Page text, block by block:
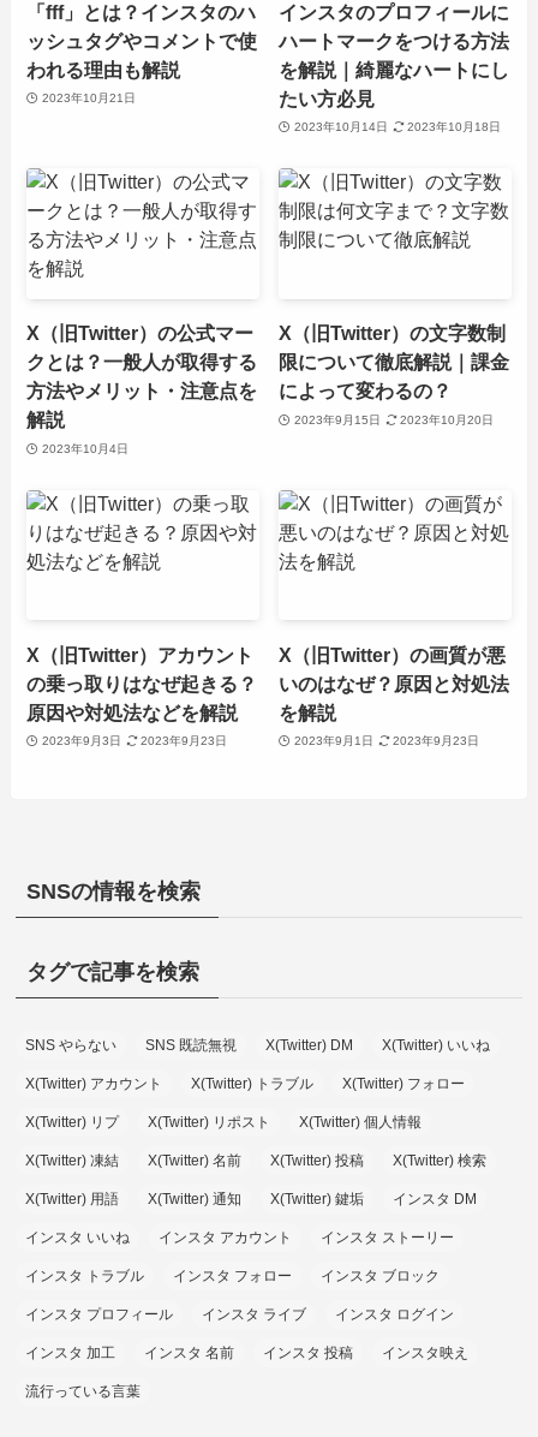
「fff」とは？インスタのハ
ッシュタグやコメントで使
われる理由も解説
2023年10月21日
インスタのプロフィールに
ハートマークをつける方法
を解説｜綺麗なハートにし
たい方必見
2023年10月14日 2023年10月18日
X（旧Twitter）の公式マー
クとは？一般人が取得する
方法やメリット・注意点を
解説
2023年10月4日
X（旧Twitter）の文字数制
限について徹底解説｜課金
によって変わるの？
2023年9月15日 2023年10月20日
X（旧Twitter）アカウント
の乗っ取りはなぜ起きる？
原因や対処法などを解説
2023年9月3日 2023年9月23日
X（旧Twitter）の画質が悪
いのはなぜ？原因と対処法
を解説
2023年9月1日 2023年9月23日
SNSの情報を検索
タグで記事を検索
SNS やらない SNS 既読無視 X(Twitter) DM X(Twitter) いいね
X(Twitter) アカウント X(Twitter) トラブル X(Twitter) フォロー
X(Twitter) リプ X(Twitter) リポスト X(Twitter) 個人情報
X(Twitter) 凍結 X(Twitter) 名前 X(Twitter) 投稿 X(Twitter) 検索
X(Twitter) 用語 X(Twitter) 通知 X(Twitter) 鍵垢 インスタ DM
インスタ いいね インスタ アカウント インスタ ストーリー
インスタ トラブル インスタ フォロー インスタ ブロック
インスタ プロフィール インスタ ライブ インスタ ログイン
インスタ 加工 インスタ 名前 インスタ 投稿 インスタ映え
流行っている言葉